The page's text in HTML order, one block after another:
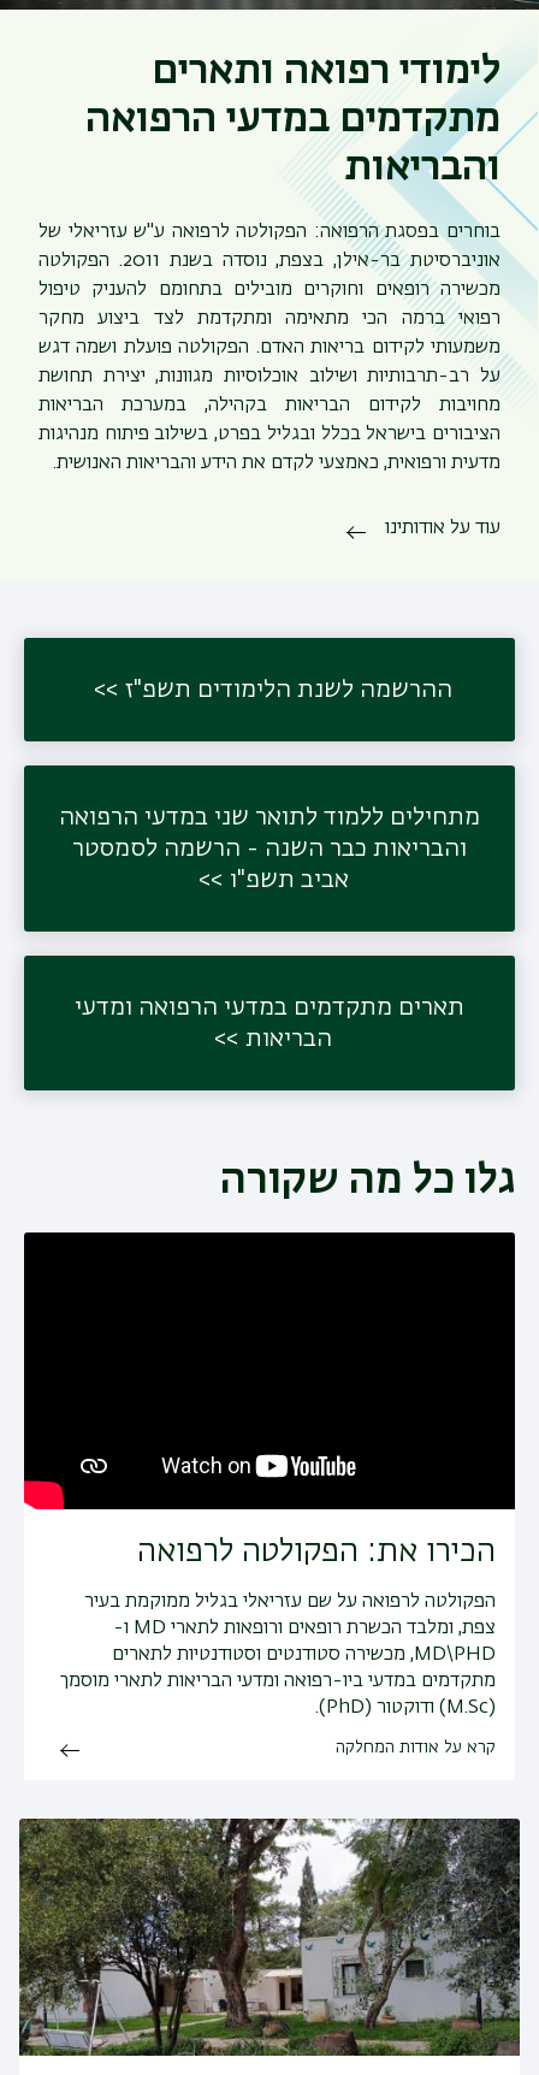
לימודי רפואה ותארים
מתקדמים במדעי הרפואה
והבריאות
בוחרים בפסגת הרפואה: הפקולטה לרפואה ע"ש עזריאלי של
אוניברסיטת בר-אילן, בצפת, נוסדה בשנת 2011. הפקולטה
מכשירה רופאים וחוקרים מובילים בתחומם להעניק טיפול
רפואי ברמה הכי מתאימה ומתקדמת לצד ביצוע מחקר
משמעותי לקידום בריאות האדם. הפקולטה פועלת ושמה דגש
על רב-תרבותיות ושילוב אוכלוסיות מגוונות, יצירת תחושת
מחויבות לקידום הבריאות בקהילה, במערכת הבריאות
הציבורים בישראל בכלל ובגליל בפרט, בשילוב פיתוח מנהיגות
מדעית ורפואית, כאמצעי לקדם את הידע והבריאות האנושית.
עוד על אודותינו
ההרשמה לשנת הלימודים תשפ"ז
מתחילים ללמוד לתואר שני במדעי הרפואה
והבריאות כבר השנה - הרשמה לסמסטר
אביב תשפ"ו
תארים מתקדמים במדעי הרפואה ומדעי
הבריאות
גלו כל מה שקורה
הכירו את: הפקולטה לרפואה
הפקולטה לרפואה על שם עזריאלי בגליל ממוקמת בעיר
צפת, ומלבד הכשרת רופאים ורופאות לתארי MD ו-
MD\PHD, מכשירה סטודנטים וסטודנטיות לתארים
מתקדמים במדעי ביו-רפואה ומדעי הבריאות לתארי מוסמך
(M.Sc) ודוקטור (PhD).
קרא על אודות המחלקה